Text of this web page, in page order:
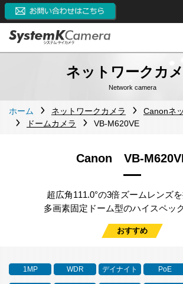
ネットワークカ
Network camera
ホーム ネットワークカメラ
Canonネ
ドームカメラ
VB-M620VE
Canon VB-
超広角111.0°の3倍ズームレンズ
多画素固定ドーム型のハイスペッ
おすすめ
1MP WDR デイナイト PoE